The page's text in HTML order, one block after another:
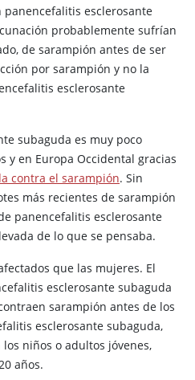
esclerosante
probablemente sufrían
de sarampión antes de ser
por sarampión y no la
esclerosante
subaguda es muy poco
y en Europa Occidental gracias
contra el sarampión. Sin
más recientes de sarampión
panencefalitis esclerosante
de lo que se pensaba.
que las mujeres. El
esclerosante subaguda
sarampión antes de los
esclerosante subaguda,
niños o adultos jóvenes,
años.